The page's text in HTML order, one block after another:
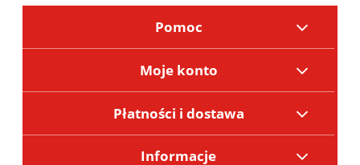
Pomoc
Moje konto
Płatności i dostawa
Informacje